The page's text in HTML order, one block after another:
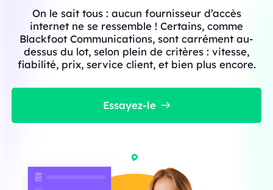
On le sait tous : aucun fournisseur d’accès
internet ne se ressemble ! Certains, comme
Blackfoot Communications, sont carrément au-
dessus du lot, selon plein de critères : vitesse,
fiabilité, prix, service client, et bien plus encore.
Essayez-le